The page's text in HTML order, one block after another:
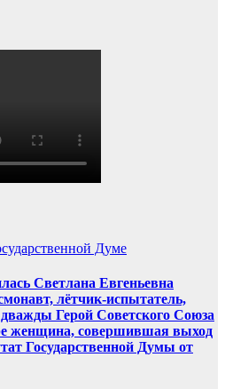
Думе
Светлана Евгеньевна
лётчик-испытатель,
Герой Советского Союза
женщина, совершившая выход
Государственной Думы от